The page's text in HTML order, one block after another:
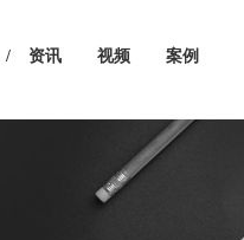
/ 资讯 视频
案例